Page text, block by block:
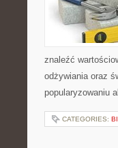
znaleźć
odżywiania oraz
popularyzowaniu
CATEGORIES: